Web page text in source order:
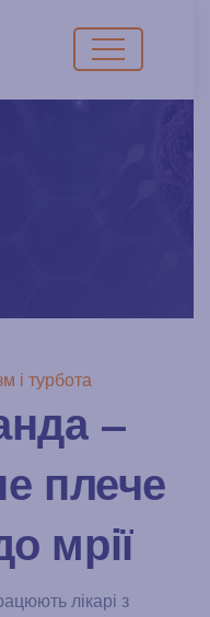
і турбота
–
плече
мрії
лікарі з